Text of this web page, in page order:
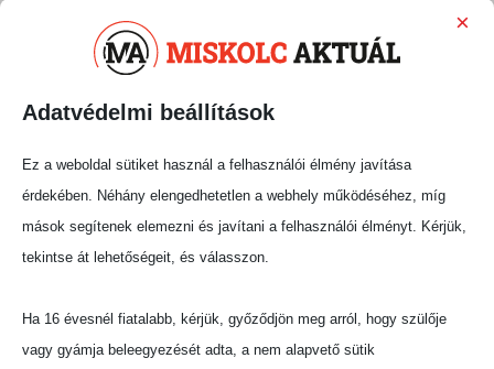
A miskolci születésű művész nemcsak a város,
születésnapja alkalmából – a miskolciak pedig
különösen hálásak, hogy egy ilyen kiemelkedő
művész szülővárosának vallja magát.
Adatvédelmi beállítások
×
Ez a weboldal sütiket használ a felhasználói élmény javítása
érdekében. Néhány elengedhetetlen a webhely működéséhez, míg
mások segítenek elemezni és javítani a felhasználói élményt. Kérjük,
tekintse át lehetőségeit, és válasszon.
Ha 16 évesnél fiatalabb, kérjük, győződjön meg arról, hogy szülője
vagy gyámja beleegyezését adta, a nem alapvető sütik